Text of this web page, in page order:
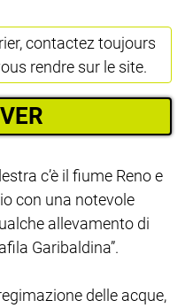
contactez toujours
rendre sur le site.
c’è il fiume Reno e
con una notevole
allevamento di
Garibaldina”.
delle acque,